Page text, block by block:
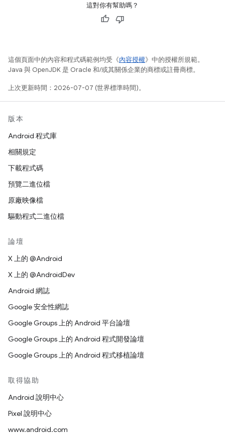
這對你有幫助嗎？
這個頁面中的內容和程式碼範例均受《內容授權》中的授權所規範。
Java 與 OpenJDK 是 Oracle 和/或其關係企業的商標或註冊商標。
上次更新時間：2026-07-07 (世界標準時間)。
版本
Android 程式庫
相關規定
下載程式碼
預覽二進位檔
原廠映像檔
驅動程式二進位檔
論壇
X 上的 @Android
X 上的 @AndroidDev
Android 網誌
Google 安全性網誌
Google Groups 上的 Android 平台論壇
Google Groups 上的 Android 程式開發論壇
Google Groups 上的 Android 程式移植論壇
取得協助
Android 說明中心
Pixel 說明中心
www.android.com